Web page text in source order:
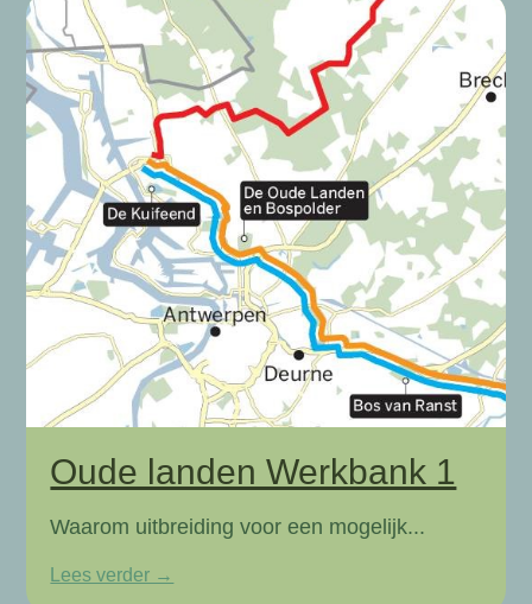
Oude landen Werkbank 1
Waarom uitbreiding voor een mogelijk...
Lees verder →